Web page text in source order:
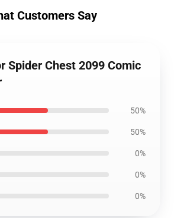
Customers Say
Spider Chest 2099 Comic
50%
50%
0%
0%
0%